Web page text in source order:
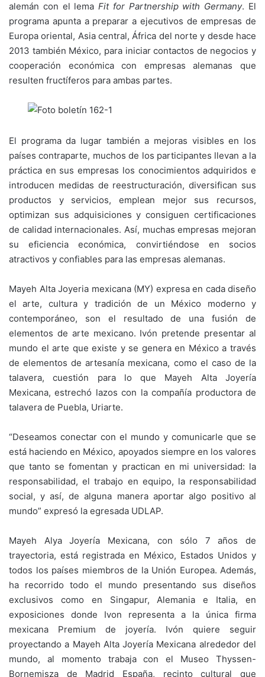
alemán con el lemaFit for Partnership with Germany. El
programa apunta a preparar a ejecutivos de empresas de
Europa oriental, Asia central, África del norte y desde hace
2013 también México, para iniciar contactos de negocios y
cooperación económica con empresas alemanas que
resulten fructíferos para ambas partes.
El programa da lugar también a mejoras visibles en los
países contraparte, muchos de los participantes llevan a la
práctica en sus empresas los conocimientos adquiridos e
introducen medidas de reestructuración, diversifican sus
productos y servicios, emplean mejor sus recursos,
optimizan sus adquisiciones y consiguen certificaciones
de calidad internacionales. Así, muchas empresas mejoran
su eficiencia económica, convirtiéndose en socios
atractivos y confiables para las empresas alemanas.
Mayeh Alta Joyeria mexicana (MY) expresa en cada diseño
el arte, cultura y tradición de un México moderno y
contemporáneo, son el resultado de una fusión de
elementos de arte mexicano. Ivón pretende presentar al
mundo el arte que existe y se genera en México a través
de elementos de artesanía mexicana, como el caso de la
talavera, cuestión para lo que Mayeh Alta Joyería
Mexicana, estrechó lazos con la compañía productora de
talavera de Puebla, Uriarte.
“Deseamos conectar con el mundo y comunicarle que se
está haciendo en México, apoyados siempre en los valores
que tanto se fomentan y practican en mi universidad: la
responsabilidad, el trabajo en equipo, la responsabilidad
social, y así, de alguna manera aportar algo positivo al
mundo” expresó la egresada UDLAP.
Mayeh Alya Joyería Mexicana, con sólo 7 años de
trayectoria, está registrada en México, Estados Unidos y
todos los países miembros de la Unión Europea. Además,
ha recorrido todo el mundo presentando sus diseños
exclusivos como en Singapur, Alemania e Italia, en
exposiciones donde Ivon representa a la única firma
mexicana Premium de joyería. Ivón quiere seguir
proyectando a Mayeh Alta Joyería Mexicana alrededor del
mundo, al momento trabaja con el Museo Thyssen-
Bornemisza de Madrid España, recinto cultural que